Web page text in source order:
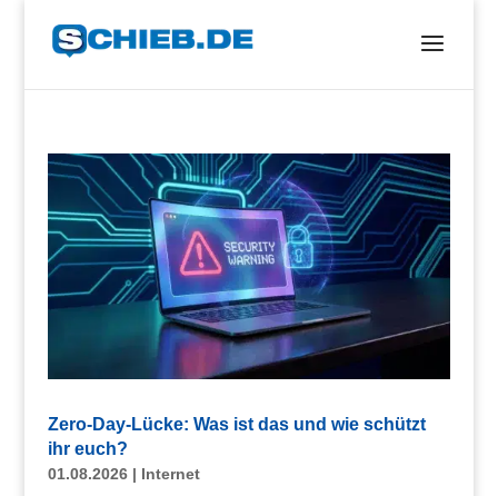
Zero-Day-Lücke: Was ist das und wie schützt
ihr euch?
01.08.2026| Internet